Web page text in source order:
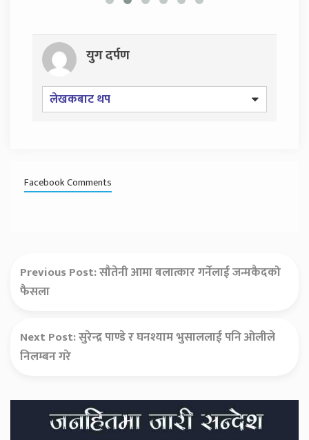
युग दर्पण
लेखकबाट थप
Facebook Comments
Previous Post:सौतेनी आमा बलात्कार गर्नेलाई जन्मकैदको
फैसला
Next Post:सुरेन्द्र पाण्डे र घनश्याम भुसाललाई पनि ओलीले
निलम्बन गरे
Secondary
Sidebar